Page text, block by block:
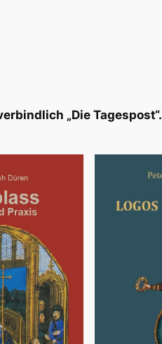
„Die Tagespost“.